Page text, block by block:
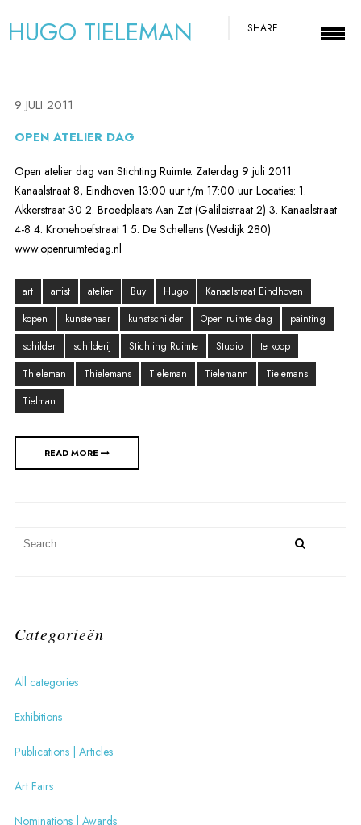
HUGO TIELEMAN SHARE
9 JULI 2011
OPEN ATELIER DAG
Open atelier dag van Stichting Ruimte. Zaterdag 9 juli 2011
Kanaalstraat 8, Eindhoven 13:00 uur t/m 17:00 uur Locaties: 1.
Akkerstraat 30 2. Broedplaats Aan Zet (Galileistraat 2) 3. Kanaalstraat
4-8 4. Kronehoefstraat 1 5. De Schellens (Vestdijk 280)
www.openruimtedag.nl
art artist atelier Buy Hugo
Kanaalstraat Eindhoven
kopen
kunstenaar kunstschilder Open ruimte dag
painting
schilder
schilderij Stichting Ruimte Studio
te koop
Thieleman
Thielemans Tieleman Tielemann
Tielemans
Tielman
READ MORE
Categorieën
All categories
Exhibitions
Publications | Articles
Art Fairs
Nominations | Awards